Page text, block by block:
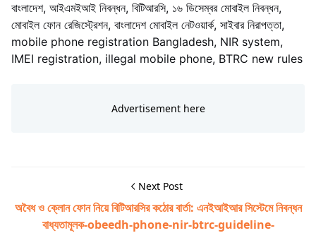
বাংলাদেশ, আইএমইআই নিবন্ধন, বিটিআরসি, ১৬ ডিসেম্বর মোবাইল নিবন্ধন,
মোবাইল ফোন রেজিস্ট্রেশন, বাংলাদেশ মোবাইল নেটওয়ার্ক, সাইবার নিরাপত্তা,
mobile phone registration Bangladesh, NIR system,
IMEI registration, illegal mobile phone, BTRC new rules
Next Post
অবৈধ ও ক্লোন ফোন নিয়ে বিটিআরসির কঠোর বার্তা: এনইআইআর সিস্টেমে নিবন্ধন
বাধ্যতামূলক-obeedh-phone-nir-btrc-guideline-